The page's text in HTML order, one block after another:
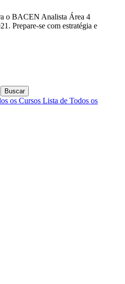
o BACEN Analista Área 4
Prepare-se com estratégia e
Buscar
os Cursos Lista de Todos os